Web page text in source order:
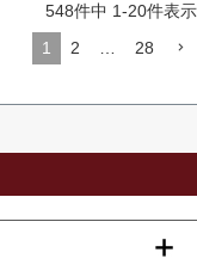
548件中 1-20件表示
1
2 … 28